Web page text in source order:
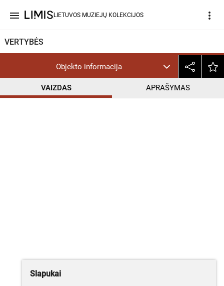
menu LIETUVOS MUZIEJŲ KOLEKCIJOS more_vert
VERTYBĖS
Objekto informacija
VAIZDAS APRAŠYMAS
CC BY help_outline
Slapukai